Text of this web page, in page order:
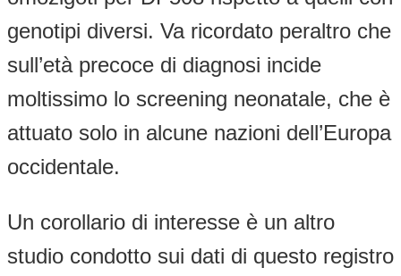
genotipi diversi. Va ricordato peraltro che
sull’età precoce di diagnosi incide
moltissimo lo screening neonatale, che è
attuato solo in alcune nazioni dell’Europa
occidentale.
Un corollario di interesse è un altro
studio condotto sui dati di questo registro